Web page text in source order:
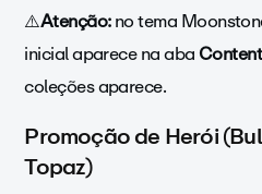
⚠️Atenção:no tema
inicial aparece na abaContent
coleções aparece.
Promoção de Herói
Topaz)